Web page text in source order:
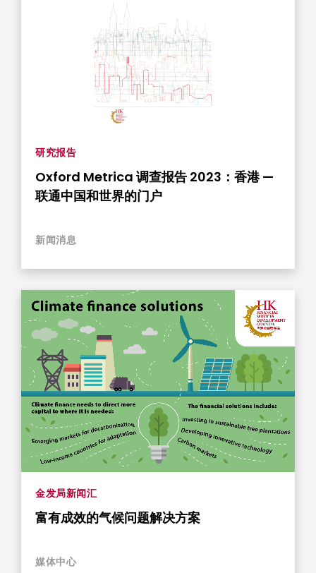
研究报告
Oxford Metrica 调查报告 2023：香港 —
联通中国和世界的门户
新闻消息
金发局新闻汇
富有成效的气候问题解决方案
媒体中心